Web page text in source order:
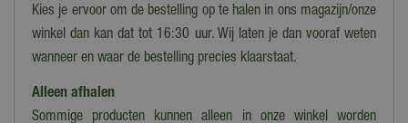
Lemax 2022
Voeding
Introductiejaar
Kies je ervoor om de bestelling op te halen in ons magazijn/onze
winkel dan kan dat tot 16:30 uur. Wij laten je dan vooraf weten
wanneer en waar de bestelling precies klaarstaat.
Alleen afhalen
Sommige producten kunnen alleen in onze winkel worden